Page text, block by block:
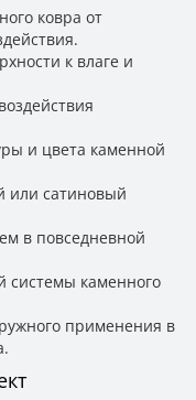
ковра от
к влаге и
и цвета каменной
или сатиновый
в повседневной
системы каменного
применения в